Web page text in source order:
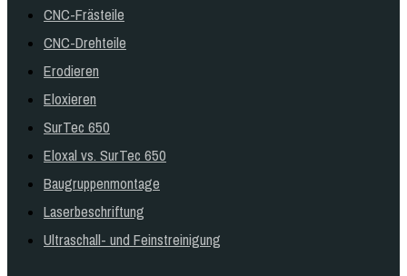
CNC-Frästeile
CNC-Drehteile
Erodieren
Eloxieren
SurTec 650
Eloxal vs. SurTec 650
Baugruppenmontage
Laserbeschriftung
Ultraschall- und Feinstreinigung